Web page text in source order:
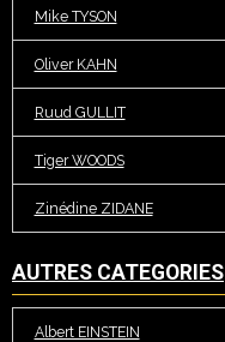
Mike TYSON
Oliver KAHN
Ruud GULLIT
Tiger WOODS
Zinédine ZIDANE
AUTRES CATEGORIES
Albert EINSTEIN